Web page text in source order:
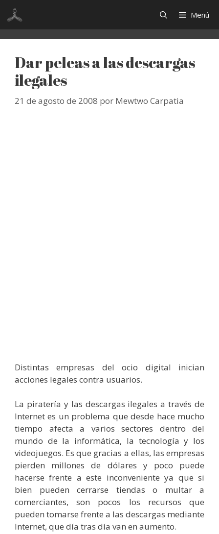
Saltar
contenido
Menú
Dar peleas a las descargas
ilegales
21 de agosto de 2008 por Mewtwo Carpatia
Distintas empresas del ocio digital inician
acciones legales contra usuarios.
La piratería y las descargas ilegales a través de
Internet es un problema que desde hace mucho
tiempo afecta a varios sectores dentro del
mundo de la informática, la tecnología y los
videojuegos. Es que gracias a ellas, las empresas
pierden millones de dólares y poco puede
hacerse frente a este inconveniente ya que si
bien pueden cerrarse tiendas o multar a
comerciantes, son pocos los recursos que
pueden tomarse frente a las descargas mediante
Internet, que día tras día van en aumento.